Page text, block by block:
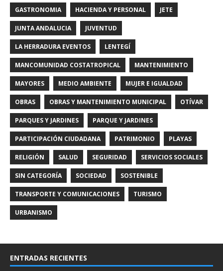
GASTRONOMIA HACIENDA Y PERSONAL JETE
JUNTA ANDALUCIA JUVENTUD
LA HERRADURA EVENTOS LENTEGÍ
MANCOMUNIDAD COSTATROPICAL MANTENIMIENTO
MAYORES MEDIO AMBIENTE MUJER E IGUALDAD
OBRAS OBRAS Y MANTENIMIENTO MUNICIPAL OTÍVAR
PARQUES Y JARDINES PARQUE Y JARDINES
PARTICIPACIÓN CIUDADANA PATRIMONIO PLAYAS
RELIGIÓN SALUD SEGURIDAD SERVICIOS SOCIALES
SIN CATEGORÍA SOCIEDAD SOSTENIBLE
TRANSPORTE Y COMUNICACIONES TURISMO
URBANISMO
ENTRADAS RECIENTES